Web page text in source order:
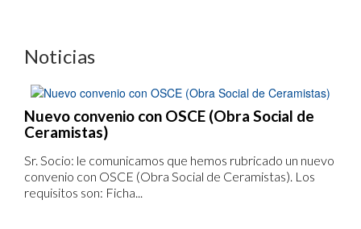
Noticias
Nuevo convenio con OSCE (Obra Social de
Ceramistas)
Sr. Socio: le comunicamos que hemos rubricado un nuevo
convenio con OSCE (Obra Social de Ceramistas). Los
requisitos son: Ficha...